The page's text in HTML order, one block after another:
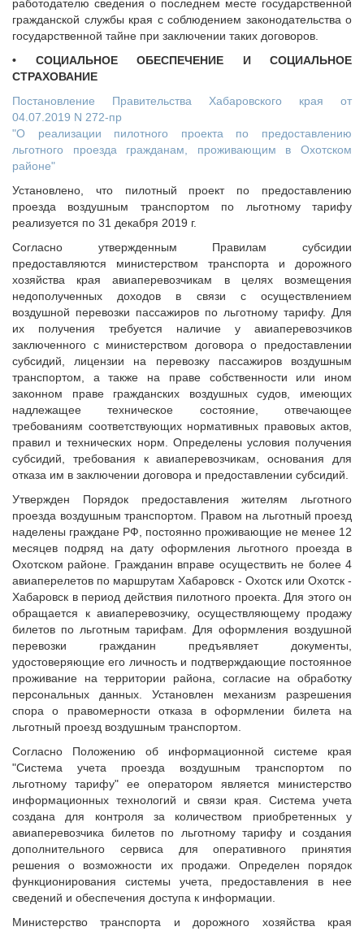
работодателю сведения о последнем месте государственной
гражданской службы края с соблюдением законодательства о
государственной тайне при заключении таких договоров.
• СОЦИАЛЬНОЕ ОБЕСПЕЧЕНИЕ И СОЦИАЛЬНОЕ
СТРАХОВАНИЕ
Постановление Правительства Хабаровского края от
04.07.2019 N 272-пр
"О реализации пилотного проекта по предоставлению
льготного проезда гражданам, проживающим в Охотском
районе"
Установлено, что пилотный проект по предоставлению
проезда воздушным транспортом по льготному тарифу
реализуется по 31 декабря 2019 г.
Согласно утвержденным Правилам субсидии
предоставляются министерством транспорта и дорожного
хозяйства края авиаперевозчикам в целях возмещения
недополученных доходов в связи с осуществлением
воздушной перевозки пассажиров по льготному тарифу. Для
их получения требуется наличие у авиаперевозчиков
заключенного с министерством договора о предоставлении
субсидий, лицензии на перевозку пассажиров воздушным
транспортом, а также на праве собственности или ином
законном праве гражданских воздушных судов, имеющих
надлежащее техническое состояние, отвечающее
требованиям соответствующих нормативных правовых актов,
правил и технических норм. Определены условия получения
субсидий, требования к авиаперевозчикам, основания для
отказа им в заключении договора и предоставлении субсидий.
Утвержден Порядок предоставления жителям льготного
проезда воздушным транспортом. Правом на льготный проезд
наделены граждане РФ, постоянно проживающие не менее 12
месяцев подряд на дату оформления льготного проезда в
Охотском районе. Гражданин вправе осуществить не более 4
авиаперелетов по маршрутам Хабаровск - Охотск или Охотск -
Хабаровск в период действия пилотного проекта. Для этого он
обращается к авиаперевозчику, осуществляющему продажу
билетов по льготным тарифам. Для оформления воздушной
перевозки гражданин предъявляет документы,
удостоверяющие его личность и подтверждающие постоянное
проживание на территории района, согласие на обработку
персональных данных. Установлен механизм разрешения
спора о правомерности отказа в оформлении билета на
льготный проезд воздушным транспортом.
Согласно Положению об информационной системе края
"Система учета проезда воздушным транспортом по
льготному тарифу" ее оператором является министерство
информационных технологий и связи края. Система учета
создана для контроля за количеством приобретенных у
авиаперевозчика билетов по льготному тарифу и создания
дополнительного сервиса для оперативного принятия
решения о возможности их продажи. Определен порядок
функционирования системы учета, предоставления в нее
сведений и обеспечения доступа к информации.
Министерство транспорта и дорожного хозяйства края